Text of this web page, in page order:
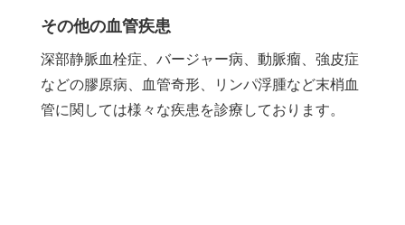
その他の血管疾患
深部静脈血栓症、バージャー病、動脈瘤、強皮症
などの膠原病、血管奇形、リンパ浮腫など末梢血
管に関しては様々な疾患を診療しております。